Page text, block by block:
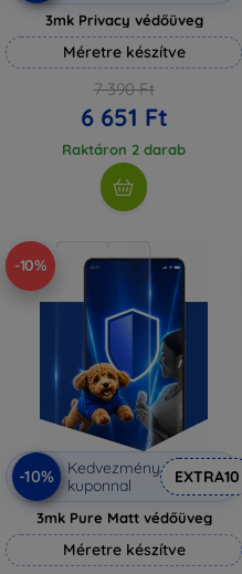
3mk Privacy védőüveg
Méretre készítve
7 390 Ft
6 651 Ft
Raktáron 2 darab
-10%
-10%
Kedvezmény
kuponnal
EXTRA10
3mk Pure Matt védőüveg
Méretre készítve